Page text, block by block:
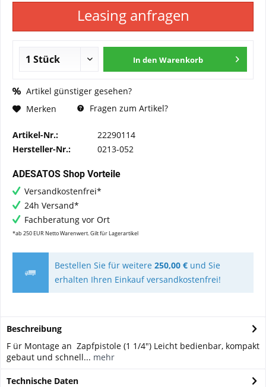
Leasing anfragen
In den Warenkorb
Artikel günstiger gesehen?
Merken
Fragen zum Artikel?
Artikel-Nr.:
22290114
Hersteller-Nr.:
0213-052
ADESATOS Shop Vorteile
Versandkostenfrei*
24h Versand*
Fachberatung vor Ort
*ab 250 EUR Netto Warenwert. Gilt für Lagerartikel
Bestellen Sie für weitere 250,00 €und Sie
erhalten Ihren Einkauf versandkostenfrei!
Beschreibung
F ür Montage an Zapfpistole (1 1/4") Leicht bedienbar, kompakt
gebaut und schnell... mehr
Technische Daten